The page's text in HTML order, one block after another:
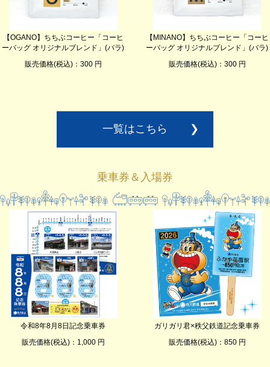
【OGANO】ちちぶコーヒー「コーヒ
ーバッグ オリジナルブレンド」(バラ)
販売価格(税込)：300 円
【MINANO】ちちぶコーヒー「コーヒ
ーバッグ オリジナルブレンド」(バラ)
販売価格(税込)：300 円
一覧はこちら ❯
乗車券＆入場券
令和8年8月8日記念乗車券
販売価格(税込)：1,000 円
ガリガリ君×秩父鉄道記念乗車券
販売価格(税込)：850 円